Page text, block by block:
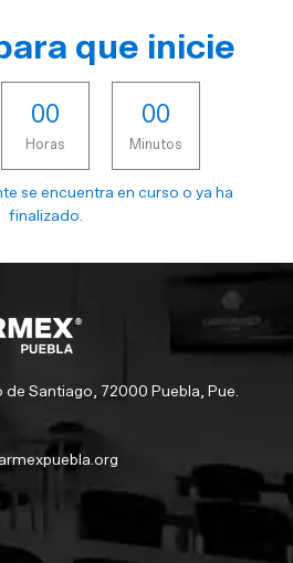
que inicie
00
Horas
00
Minutos
se encuentra en curso o ya ha
finalizado.
de Santiago, 72000 Puebla, Pue.